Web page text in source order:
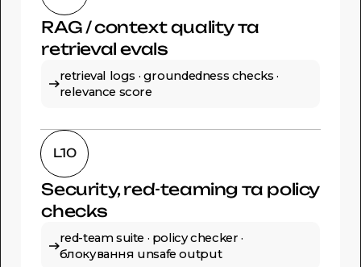
RAG / context quality та
retrieval evals
retrieval logs · groundedness checks ·
relevance score
L10
Security, red-teaming та policy
checks
red-team suite · policy checker ·
блокування unsafe output